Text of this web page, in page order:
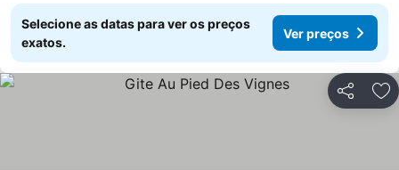
Selecione as datas para ver os preços
exatos.
Ver preços
Partilhar